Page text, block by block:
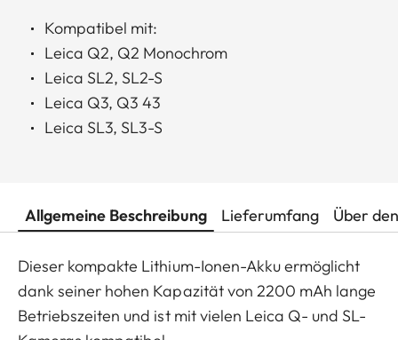
Kompatibel mit:
Leica Q2, Q2 Monochrom
Leica SL2, SL2-S
Leica Q3, Q3 43
Leica SL3, SL3-S
Allgemeine Beschreibung Lieferumfang Über
Dieser kompakte Lithium-Ionen-Akku ermöglicht
dank seiner hohen Kapazität von 2200 mAh lange
Betriebszeiten und ist mit vielen Leica Q- und SL-